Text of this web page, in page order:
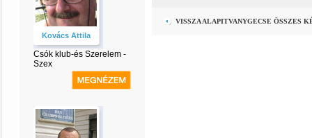
Kovács Attila
Csók klub-és Szerelem -
Szex
VISSZA ALAPITVANYGECSE ÖSSZES